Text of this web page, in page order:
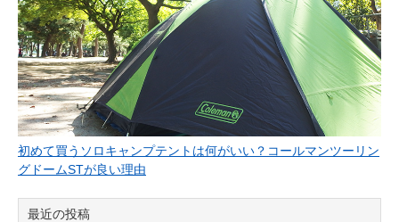
初めて買うソロキャンプテントは何がいい？コールマンツーリン
グドームSTが良い理由
最近の投稿